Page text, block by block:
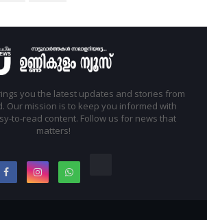
you the latest updates and stories from
Our mission is to keep you informed with
to-read content. Follow us for news that
matters!